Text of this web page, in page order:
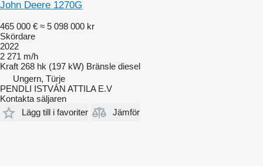
John Deere 1270G
465 000 € ≈ 5 098 000 kr
Skördare
2022
2 271 m/h
Kraft 268 hk (197 kW) Bränsle diesel
Ungern, Türje
PENDLI ISTVÁN ATTILA E.V
Kontakta säljaren
Lägg till i favoriter
Jämför